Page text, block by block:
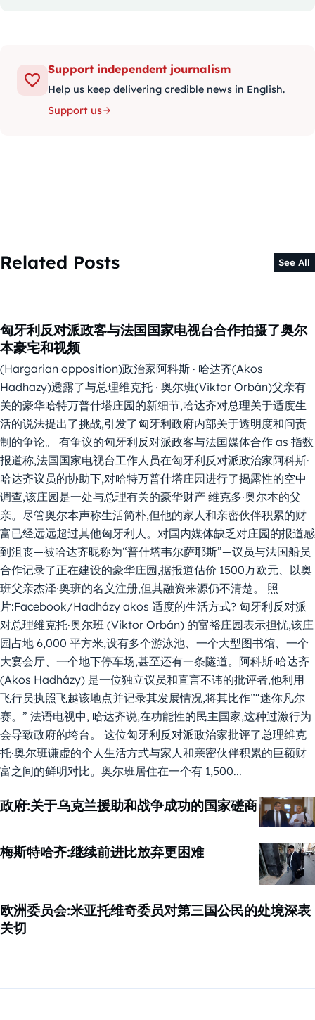
Support independent journalism
Help us keep delivering credible news in English.
Support us
Related Posts See All
匈牙利反对派政客与法国国家电视台合作拍摄了奥尔
本豪宅和视频
(Hargarian opposition)政治家阿科斯 · 哈达齐(Akos
Hadhazy)透露了与总理维克托 · 奥尔班(Viktor Orbán)父亲有
关的豪华哈特万普什塔庄园的新细节,哈达齐对总理关于适度生
活的说法提出了挑战,引发了匈牙利政府内部关于透明度和问责
制的争论。 有争议的匈牙利反对派政客与法国媒体合作 as 指数
报道称,法国国家电视台工作人员在匈牙利反对派政治家阿科斯·
哈达齐议员的协助下,对哈特万普什塔庄园进行了揭露性的空中
调查,该庄园是一处与总理有关的豪华财产 维克多·奥尔本的父
亲。尽管奥尔本声称生活简朴,但他的家人和亲密伙伴积累的财
富已经远远超过其他匈牙利人。对国内媒体缺乏对庄园的报道感
到沮丧—被哈达齐昵称为“普什塔韦尔萨耶斯”—议员与法国船员
合作记录了正在建设的豪华庄园,据报道估价 1500万欧元、以奥
班父亲杰泽·奥班的名义注册,但其融资来源仍不清楚。 照
片:Facebook/Hadházy akos 适度的生活方式? 匈牙利反对派
对总理维克托·奥尔班 (Viktor Orbán) 的富裕庄园表示担忧,该庄
园占地 6,000 平方米,设有多个游泳池、一个大型图书馆、一个
大宴会厅、一个地下停车场,甚至还有一条隧道。阿科斯·哈达齐
(Akos Hadházy) 是一位独立议员和直言不讳的批评者,他利用
飞行员执照飞越该地点并记录其发展情况,将其比作”“迷你凡尔
赛。” 法语电视中, 哈达齐说,在功能性的民主国家,这种过激行为
会导致政府的垮台。 这位匈牙利反对派政治家批评了总理维克
托·奥尔班谦虚的个人生活方式与家人和亲密伙伴积累的巨额财
富之间的鲜明对比。奥尔班居住在一个有 1,500...
政府:关于乌克兰援助和战争成功的国家磋商
梅斯特哈齐:继续前进比放弃更困难
欧洲委员会:米亚托维奇委员对第三国公民的处境深表
关切